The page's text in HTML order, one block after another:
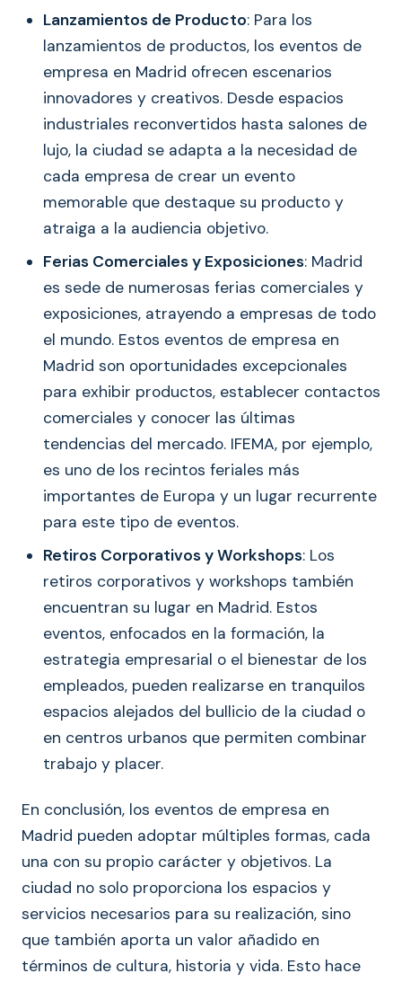
Lanzamientos de Producto: Para los
lanzamientos de productos, los eventos de
empresa en Madrid ofrecen escenarios
innovadores y creativos. Desde espacios
industriales reconvertidos hasta salones de
lujo, la ciudad se adapta a la necesidad de
cada empresa de crear un evento
memorable que destaque su producto y
atraiga a la audiencia objetivo.
Ferias Comerciales y Exposiciones: Madrid
es sede de numerosas ferias comerciales y
exposiciones, atrayendo a empresas de todo
el mundo. Estos eventos de empresa en
Madrid son oportunidades excepcionales
para exhibir productos, establecer contactos
comerciales y conocer las últimas
tendencias del mercado. IFEMA, por ejemplo,
es uno de los recintos feriales más
importantes de Europa y un lugar recurrente
para este tipo de eventos.
Retiros Corporativos y Workshops: Los
retiros corporativos y workshops también
encuentran su lugar en Madrid. Estos
eventos, enfocados en la formación, la
estrategia empresarial o el bienestar de los
empleados, pueden realizarse en tranquilos
espacios alejados del bullicio de la ciudad o
en centros urbanos que permiten combinar
trabajo y placer.
En conclusión, los eventos de empresa en
Madrid pueden adoptar múltiples formas, cada
una con su propio carácter y objetivos. La
ciudad no solo proporciona los espacios y
servicios necesarios para su realización, sino
que también aporta un valor añadido en
términos de cultura, historia y vida. Esto hace